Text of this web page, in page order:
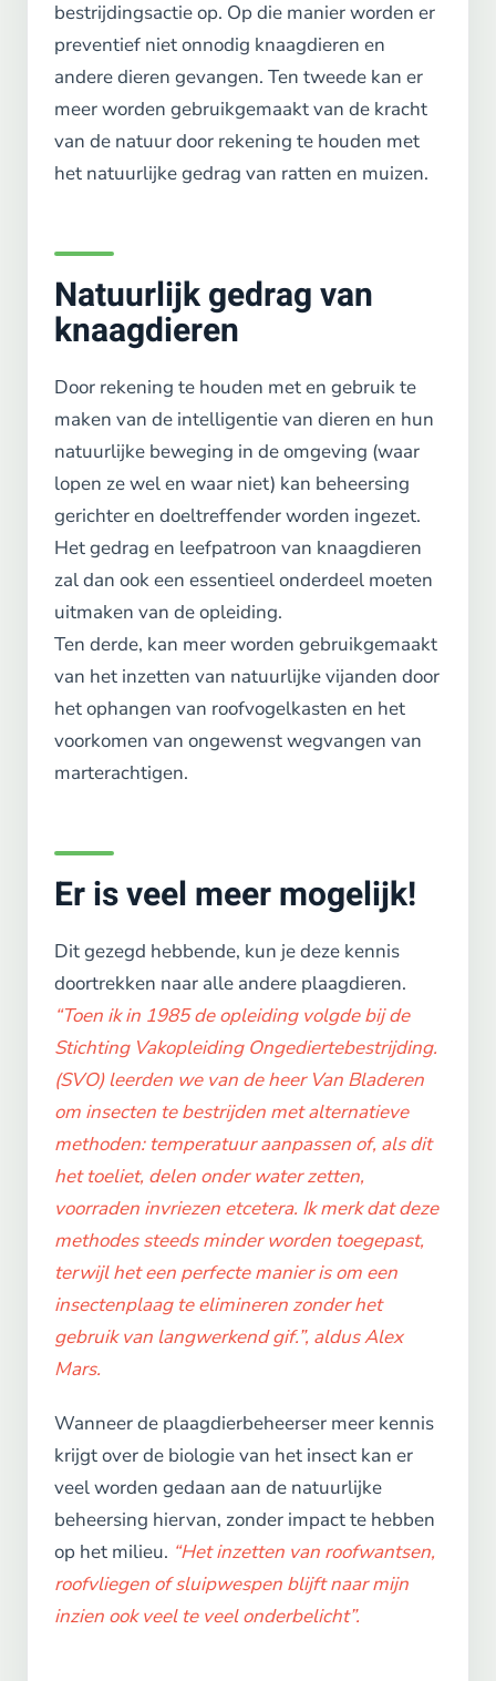
bestrijdingsactie op. Op die manier worden er
preventief niet onnodig knaagdieren en
andere dieren gevangen. Ten tweede kan er
meer worden gebruikgemaakt van de kracht
van de natuur door rekening te houden met
het natuurlijke gedrag van ratten en muizen.
Natuurlijk gedrag van
knaagdieren
Door rekening te houden met en gebruik te
maken van de intelligentie van dieren en hun
natuurlijke beweging in de omgeving (waar
lopen ze wel en waar niet) kan beheersing
gerichter en doeltreffender worden ingezet.
Het gedrag en leefpatroon van knaagdieren
zal dan ook een essentieel onderdeel moeten
uitmaken van de opleiding.
Ten derde, kan meer worden gebruikgemaakt
van het inzetten van natuurlijke vijanden door
het ophangen van roofvogelkasten en het
voorkomen van ongewenst wegvangen van
marterachtigen.
Er is veel meer mogelijk!
Dit gezegd hebbende, kun je deze kennis
doortrekken naar alle andere plaagdieren.
“Toen ik in 1985 de opleiding volgde bij de
Stichting Vakopleiding Ongediertebestrijding.
(SVO) leerden we van de heer Van Bladeren
om insecten te bestrijden met alternatieve
methoden: temperatuur aanpassen of, als dit
het toeliet, delen onder water zetten,
voorraden invriezen etcetera. Ik merk dat deze
methodes steeds minder worden toegepast,
terwijl het een perfecte manier is om een
insectenplaag te elimineren zonder het
gebruik van langwerkend gif.”, aldus Alex
Mars.
Wanneer de plaagdierbeheerser meer kennis
krijgt over de biologie van het insect kan er
veel worden gedaan aan de natuurlijke
beheersing hiervan, zonder impact te hebben
op het milieu. “Het inzetten van roofwantsen,
roofvliegen of sluipwespen blijft naar mijn
inzien ook veel te veel onderbelicht”.